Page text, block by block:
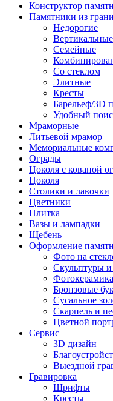
Конструктор
Памятники из
Недорогие
Вертикальные
Семейные
Со стеклом
Элитные
Кресты
Барельеф/3D
Удобный
Мраморные
Литьевой мрамор
Мемориальные
Ограды
Цоколя с кованой
Цоколя
Столики и лавочки
Цветники
Плитка
Вазы и лампадки
Щебень
Оформление
Фото на
Скульптуры
Фотокерамика
Бронзовые
Сусальное
Скарпель и
Цветной
Сервис
3D дизайн
Выездной
Гравировка
Шрифты
Кресты